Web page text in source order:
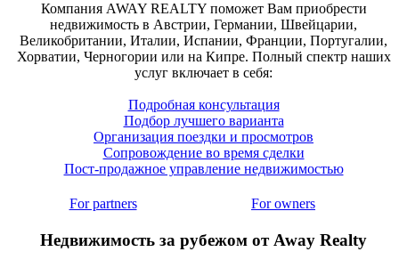
Компания AWAY REALTY поможет Вам приобрести
недвижимость в Австрии, Германии, Швейцарии,
Великобритании, Италии, Испании, Франции, Португалии,
Хорватии, Черногории или на Кипре. Полный спектр наших
услуг включает в себя:
Подробная консультация
Подбор лучшего варианта
Организация поездки и просмотров
Сопровождение во время сделки
Пост-продажное управление недвижимостью
For partners For owners
Недвижимость за рубежом от Away Realty